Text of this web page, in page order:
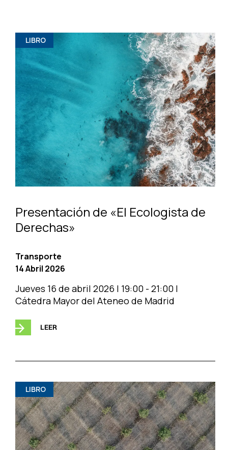
LIBRO
Presentación de «El Ecologista de
Derechas»
Transporte
14 Abril 2026
Jueves 16 de abril 2026 | 19:00 - 21:00 |
Cátedra Mayor del Ateneo de Madrid
LEER
LIBRO